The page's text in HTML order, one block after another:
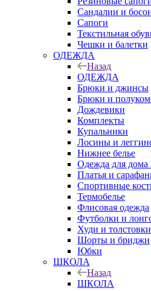
Сандалии и
Сапоги
Текстильная
Чешки и балетки
ОДЕЖДА
Назад
ОДЕЖДА
Брюки и джинсы
Брюки и
Дождевики
Комплекты
Купальники
Лосины и
Нижнее белье
Одежда для дома
Платья и
Спортивные
Термобелье
Флисовая одежда
Футболки и
Худи и толстовки
Шорты и бриджи
Юбки
ШКОЛА
Назад
ШКОЛА